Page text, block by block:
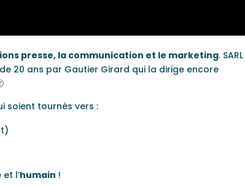
presse, la communication et le marketing. SARL
20 ans par Gautier Girard qui la dirige encore
soient tournés vers :
et l’humain !